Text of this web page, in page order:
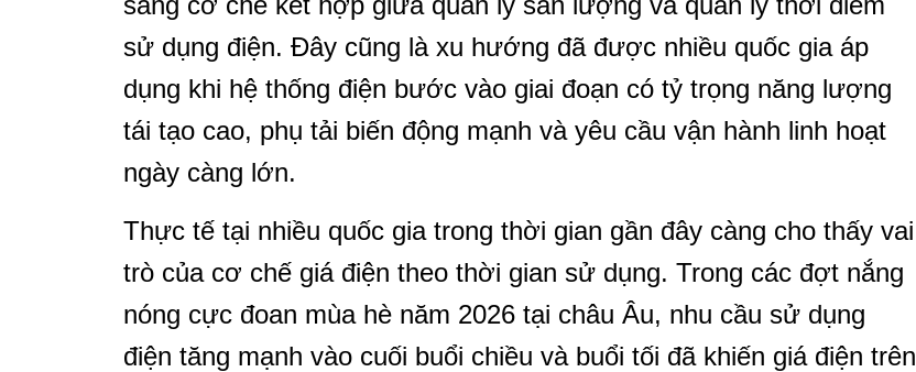
sử dụng điện. Đây cũng là xu hướng đã được nhiều quốc gia áp
dụng khi hệ thống điện bước vào giai đoạn có tỷ trọng năng lượng
tái tạo cao, phụ tải biến động mạnh và yêu cầu vận hành linh hoạt
ngày càng lớn.
Thực tế tại nhiều quốc gia trong thời gian gần đây càng cho thấy vai
trò của cơ chế giá điện theo thời gian sử dụng. Trong các đợt nắng
nóng cực đoan mùa hè năm 2026 tại châu Âu, nhu cầu sử dụng
điện tăng mạnh vào cuối buổi chiều và buổi tối đã khiến giá điện trên